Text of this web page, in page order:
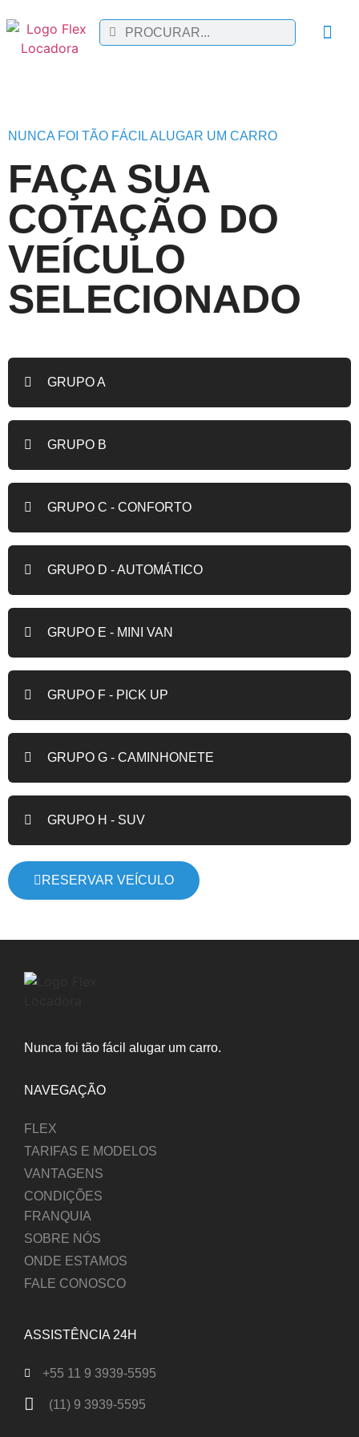
NUNCA FOI TÃO FÁCIL ALUGAR UM CARRO
FAÇA SUA
COTAÇÃO DO
VEÍCULO
SELECIONADO
GRUPO A
GRUPO B
GRUPO C - CONFORTO
GRUPO D - AUTOMÁTICO
GRUPO E - MINI VAN
GRUPO F - PICK UP
GRUPO G - CAMINHONETE
GRUPO H - SUV
RESERVAR VEÍCULO
Nunca foi tão fácil alugar um carro.
NAVEGAÇÃO
FLEX
TARIFAS E MODELOS
VANTAGENS
CONDIÇÕES
FRANQUIA
SOBRE NÓS
ONDE ESTAMOS
FALE CONOSCO
ASSISTÊNCIA 24H
+55 11 9 3939-5595
(11) 9 3939-5595